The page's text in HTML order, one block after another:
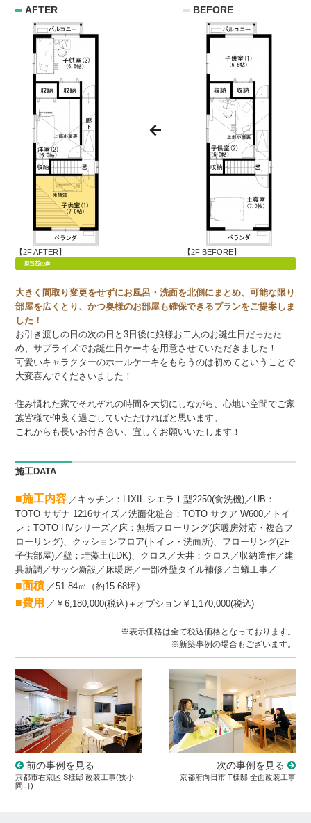
BEFORE
【2F BEFORE】
AFTER
【2F AFTER】
大きく間取り変更をせずにお風呂・洗面を北側にまとめ、可能な限り
部屋を広くとり、かつ奥様のお部屋も確保できるプランをご提案しま
した！
お引き渡しの日の次の日と3日後に娘様お二人のお誕生日だったた
め、サプライズでお誕生日ケーキを用意させていただきました！
可愛いキャラクターのホールケーキをもらうのは初めてということで
大変喜んでくださいました！
住み慣れた家でそれぞれの時間を大切にしながら、心地い空間でご家
族皆様で仲良く過ごしていただければと思います。
これからも長いお付き合い、宜しくお願いいたします！
施工DATA
■施工内容 ／キッチン：LIXIL シエラⅠ型2250(食洗機)／UB：
TOTO サザナ 1216サイズ／洗面化粧台：TOTO サクアW600／トイ
レ：TOTO HVシリーズ／ 床：無垢フローリング(床暖房対応・複合フ
ローリング)、クッションフロア(トイレ・洗面所) 、フローリング(2F
子供部屋) ／壁；珪藻土(LDK)、クロス／天井：クロス／ 収納造作／建
具新調 ／サッシ新設／床暖房／一部外壁タイル補修／白蟻工事／
■面積 ／51.84㎡（約15.68坪）
■費用 ／￥6,180,000(税込)＋オプション￥1,170,000(税込)
※表示価格は全て税込価格となっております。
※新築事例の場合もございます。
前の事例を見る
京都市右京区 S様邸 改装工事(狭小
間口)
次の事例を見る
京都府向日市 T様邸 全面改装工事